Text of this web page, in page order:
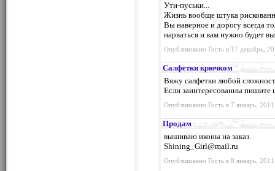
Ути-пуськи...
Жизнь вообще штука
Вы наверное и дорогу всегда
нарваться и вам нужно будет
Опубликовано Гость в 17 декабрь,
Салфетки крючком
Вяжу салфетки любой
Если заинтересованны пишите
Опубликовано Гость в 7 январь,
Продам
вышиваю иконы на заказ.
Shining_Girl@mail.ru
Опубликовано Гость в 8 январь,